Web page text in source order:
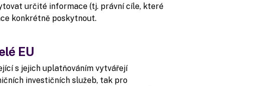
určité informace (tj. právní cíle, které
konkrétně poskytnout.
EU
s jejich uplatňováním vytvářejí
investičních služeb, tak pro